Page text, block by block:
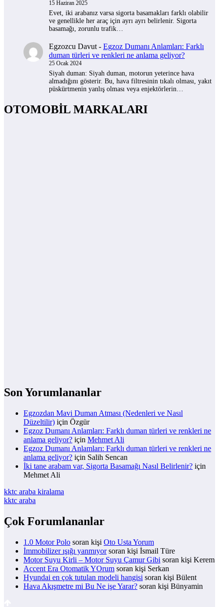
15 Haziran 2025
Evet, iki arabanız varsa sigorta basamakları farklı olabilir
ve genellikle her araç için ayrı ayrı belirlenir. Sigorta
basamağı, zorunlu trafik…
Egzozcu Davut - Egzoz Dumanı Anlamları: Farklı
duman türleri ve renkleri ne anlama geliyor?
25 Ocak 2024
Siyah duman: Siyah duman, motorun yeterince hava
almadığını gösterir. Bu, hava filtresinin tıkalı olması, yakıt
püskürtmenin yanlış olması veya enjektörlerin…
OTOMOBİL MARKALARI
Son Yorumlananlar
Egzozdan Mavi Duman Atması (Nedenleri ve Nasıl
Düzeltilir) için Özgür
Egzoz Dumanı Anlamları: Farklı duman türleri ve renkleri ne
anlama geliyor? için Mehmet Ali
Egzoz Dumanı Anlamları: Farklı duman türleri ve renkleri ne
anlama geliyor? için Salih Sencan
İki tane arabam var, Sigorta Basamağı Nasıl Belirlenir? için
Mehmet Ali
kktc araba kiralama
kktc araba
Çok Forumlananlar
1.0 Motor Polo soran kişi Oto Usta Yorum
İmmobilizer ışığı yanmıyorsoran kişi İsmail Türe
Motor Suyu Kirli – Motor Suyu Çamur Gibi soran kişi Kerem
Accent Era Otomatik YOrum soran kişi Serkan
Hyundai en çok tutulan modeli hangisi soran kişi Bülent
Hava Akışmetre mi Bu Ne işe Yarar? soran kişi Bünyamin